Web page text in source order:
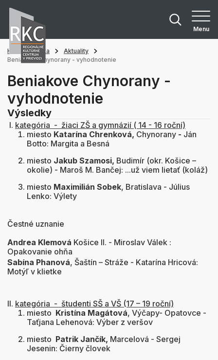
Menu
Hlavná stránka
Aktuality
Beniakove Chynorany - vyhodnotenie
Beniakove Chynorany -
vyhodnotenie
Výsledky
I. kategória - žiaci ZŠ a gymnázií ( 14 - 16 roční)
miesto Katarína Chrenková, Chynorany - Ján
Botto: Margita a Besná
miesto Jakub Szamosi, Budimír (okr. Košice –
okolie) - Maroš M. Bančej: ...už viem lietať (koláž)
miesto Maximilián Sobek, Bratislava - Július
Lenko: Výlety
Čestné uznanie
Andrea Klemová Košice II. - Miroslav Válek :
Opakovanie ohňa
Sabína Phanová, Šaštín – Stráže - Katarína Hricová:
Motýľ v klietke
II. kategória - študenti SŠ a VŠ (17 – 19 roční)
miesto Kristína Magátová, Výčapy- Opatovce -
Taťjana Lehenová: Výber z veršov
miesto Patrik Jančík, Marcelová - Sergej
Jesenin: Čierny človek